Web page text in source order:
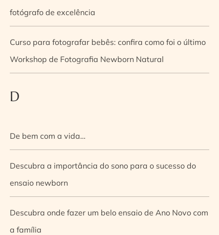
fotógrafo de excelência
Curso para fotografar bebês: confira como foi o último
Workshop de Fotografia Newborn Natural
D
De bem com a vida…
Descubra a importância do sono para o sucesso do
ensaio newborn
Descubra onde fazer um belo ensaio de Ano Novo com
a família